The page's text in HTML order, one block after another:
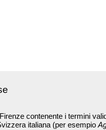
contenente i termini
italiana (per esempio